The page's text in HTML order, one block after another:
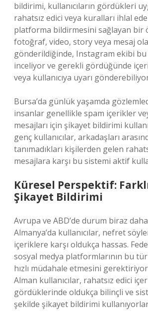
bildirimi, kullanıcıların gördükleri
rahatsız edici veya kuralları ihlal
platforma bildirmesini sağlayan bir
fotoğraf, video, story veya mesaj
gönderildiğinde, Instagram ekibi
inceliyor ve gerekli gördüğünde
veya kullanıcıya uyarı
Bursa’da günlük yaşamda
insanlar genellikle spam içerikler
mesajları için şikayet bildirimi
genç kullanıcılar, arkadaşları
tanımadıkları kişilerden gelen
mesajlara karşı bu sistemi aktif
Küresel Perspektif:
Şikayet Bildirimi
Avrupa ve ABD’de durum biraz
Almanya’da kullanıcılar, nefret
içeriklere karşı oldukça hassas.
sosyal medya platformlarının bu
hızlı müdahale etmesini
Alman kullanıcılar, rahatsız edici
gördüklerinde oldukça bilinçli ve
şekilde şikayet bildirimi